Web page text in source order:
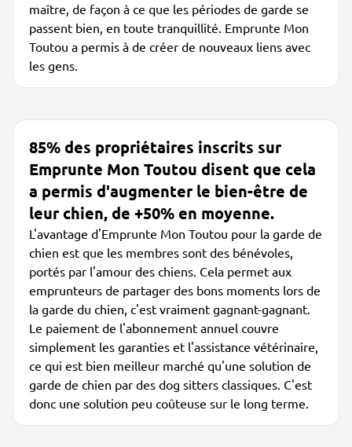
maître, de façon à ce que les périodes de garde se
passent bien, en toute tranquillité. Emprunte Mon
Toutou a permis à de créer de nouveaux liens avec
les gens.
85% des propriétaires inscrits sur
Emprunte Mon Toutou disent que cela
a permis d'augmenter le bien-être de
leur chien, de +50% en moyenne.
L'avantage d'Emprunte Mon Toutou pour la garde de
chien est que les membres sont des bénévoles,
portés par l'amour des chiens. Cela permet aux
emprunteurs de partager des bons moments lors de
la garde du chien, c'est vraiment gagnant-gagnant.
Le paiement de l'abonnement annuel couvre
simplement les garanties et l'assistance vétérinaire,
ce qui est bien meilleur marché qu'une solution de
garde de chien par des dog sitters classiques. C'est
donc une solution peu coûteuse sur le long terme.